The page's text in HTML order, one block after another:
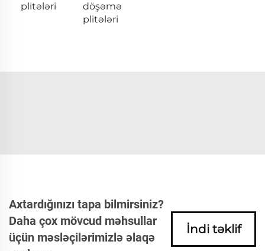
plitələri
döşəmə
plitələri
Axtardığınızı tapa bilmirsiniz?
Daha çox mövcud məhsullar
üçün məsləçilərimizlə əlaqə
İndi təklif